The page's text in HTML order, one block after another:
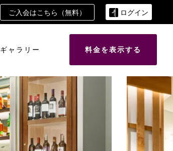
ご入会はこちら（無料） ログイン
ギャラリー 料金を表示する